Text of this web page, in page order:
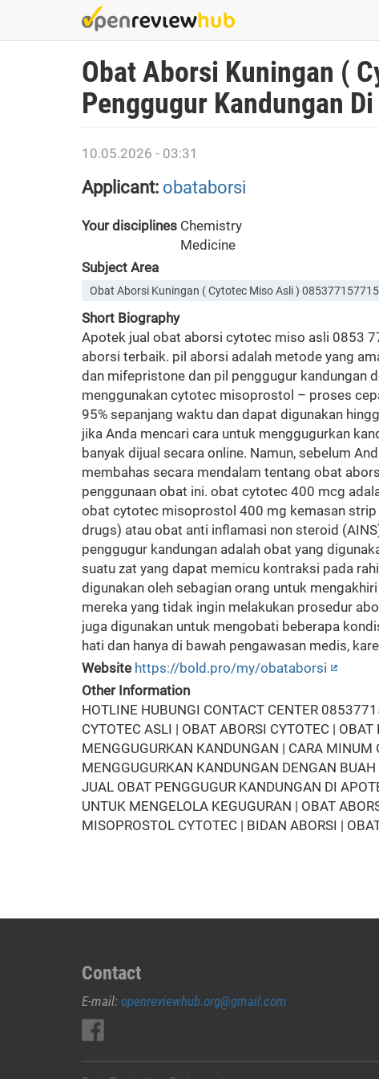
Obat Aborsi Kuningan (
Penggugur Kandungan
10.05.2026 - 03:31
Applicant: obataborsi
Your disciplines Chemistry
Medicine
Subject Area
Obat Aborsi Kuningan ( Cytotec Miso Asli )
Short Biography
Apotek jual obat aborsi cytotec miso asli 0853
aborsi terbaik. pil aborsi adalah metode yang
dan mifepristone dan pil penggugur kandungan
menggunakan cytotec misoprostol – proses
95% sepanjang waktu dan dapat digunakan
jika Anda mencari cara untuk menggugurkan
banyak dijual secara online. Namun, sebelum
membahas secara mendalam tentang obat
penggunaan obat ini. obat cytotec 400 mcg
obat cytotec misoprostol 400 mg kemasan strip
drugs) atau obat anti inflamasi non steroid
penggugur kandungan adalah obat yang
suatu zat yang dapat memicu kontraksi pada
digunakan oleh sebagian orang untuk
mereka yang tidak ingin melakukan prosedur
juga digunakan untuk mengobati beberapa
hati dan hanya di bawah pengawasan medis,
Website https://bold.pro/my/obataborsi
Other Information
HOTLINE HUBUNGI CONTACT CENTER
CYTOTEC ASLI | OBAT ABORSI CYTOTEC |
MENGGUGURKAN KANDUNGAN | CARA MINUM
MENGGUGURKAN KANDUNGAN DENGAN
JUAL OBAT PENGGUGUR KANDUNGAN DI
UNTUK MENGELOLA KEGUGURAN | OBAT
MISOPROSTOL CYTOTEC | BIDAN ABORSI |
Contact
E-mail: openreviewhub.org@gmail.com